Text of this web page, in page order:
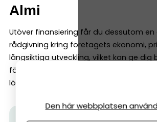
Almi
Utöver finansiering får du dessutom
rådgivning kring företagets ekonomi,
långsiktiga utveckling, vilket kan ge dig
förutsättningar att fatta beslut och
lönsamt och mer hållbart företag.
Tips från Almi:Vill du diskutera
Den här webbplatsen